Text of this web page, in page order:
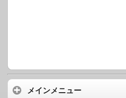
メインメニュー